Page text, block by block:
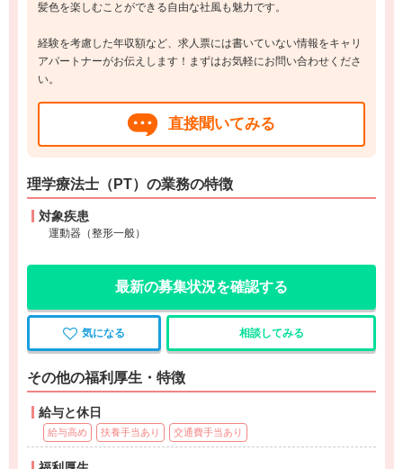
髪色を楽しむことができる自由な社風も魅力です。
経験を考慮した年収額など、求人票には書いていない情報をキャリ
アパートナーがお伝えします！まずはお気軽にお問い合わせくださ
い。
直接聞いてみる
理学療法士（PT）の業務の特徴
対象疾患
運動器（整形一般）
最新の募集状況を確認する
気になる 相談してみる
その他の福利厚生・特徴
給与と休日
給与高め 扶養手当あり 交通費手当あり